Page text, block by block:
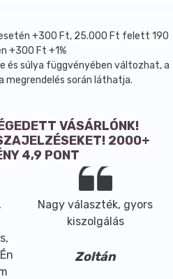
+300 Ft, 25.000 Ft felett 190
+300 Ft +1%
és súlya függvényében változhat, a
megrendelés során láthatja.
VÁSÁRLÓNK!
2000+
4,9 PONT
Nagy választék, gyors
kiszolgálás
Zoltán